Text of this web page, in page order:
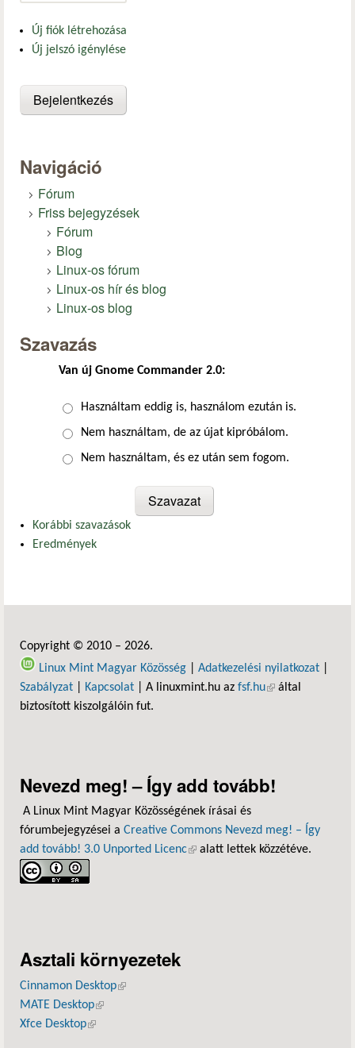
Új fiók létrehozása
Új jelszó igénylése
Navigáció
Fórum
Friss bejegyzések
Fórum
Blog
Linux-os fórum
Linux-os hír és blog
Linux-os blog
Szavazás
Van új Gnome Commander 2.0:
Választások
Használtam eddig is, használom ezután is.
Nem használtam, de az újat kipróbálom.
Nem használtam, és ez után sem fogom.
Korábbi szavazások
Eredmények
Copyright © 2010 – 2026.
Linux Mint Magyar Közösség
Adatkezelési nyilatkozat
Szabályzat
Kapcsolat | A linuxmint.hu az fsf.hu(külső hivatkozás)
által
biztosított kiszolgálóin fut.
Nevezd meg! – Így add tovább!
A Linux Mint Magyar Közösségének írásai és
fórumbejegyzései a Creative Commons Nevezd meg! – Így
add tovább! 3.0 Unported Licenc(külső hivatkozás)
alatt lettek közzétéve.
Asztali környezetek
Cinnamon Desktop(külső hivatkozás)
MATE Desktop(külső hivatkozás)
Xfce Desktop(külső hivatkozás)